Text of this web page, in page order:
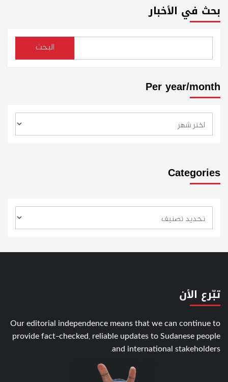
بحث في الأخبار
البحث
Per year/month
Categories
تبّرع الأن
Our editorial independence means that we can continue to
provide fact-checked, reliable updates to Sudanese people
and international stakeholders.